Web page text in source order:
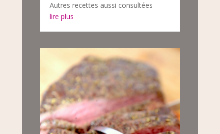
Autres recettes aussi consultées
lire plus